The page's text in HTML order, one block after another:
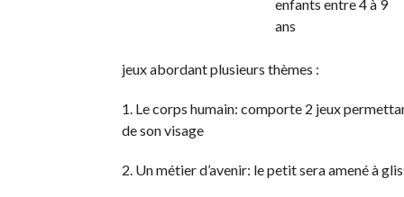
jeux abordant plusieurs thèmes :
1. Le corps humain: comporte 2 jeux
de son visage
2. Un métier d’avenir: le petit sera amené à